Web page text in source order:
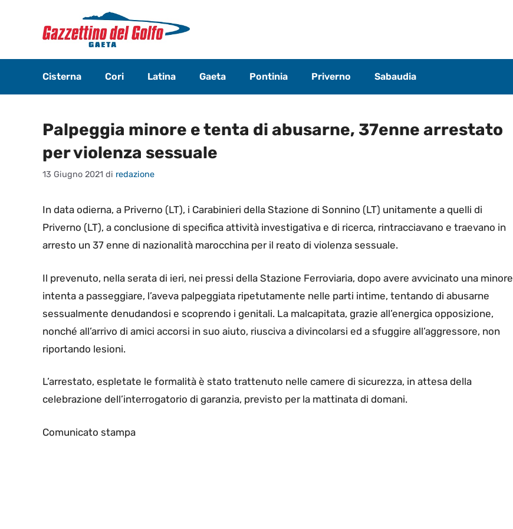
contenuto
Cisterna Cori Latina Gaeta Pontinia Priverno Sabaudia
Palpeggia minore e tenta di abusarne, 37enne arrestato
per violenza sessuale
13 Giugno 2021 di redazione
In data odierna, a Priverno (LT), i Carabinieri della Stazione di Sonnino (LT) unitamente a quelli di
Priverno (LT), a conclusione di specifica attività investigativa e di ricerca, rintracciavano e traevano in
arresto un 37 enne di nazionalità marocchina per il reato di violenza sessuale.
Il prevenuto, nella serata di ieri, nei pressi della Stazione Ferroviaria, dopo avere avvicinato una minore
intenta a passeggiare, l’aveva palpeggiata ripetutamente nelle parti intime, tentando di abusarne
sessualmente denudandosi e scoprendo i genitali. La malcapitata, grazie all’energica opposizione,
nonché all’arrivo di amici accorsi in suo aiuto, riusciva a divincolarsi ed a sfuggire all’aggressore, non
riportando lesioni.
L’arrestato, espletate le formalità è stato trattenuto nelle camere di sicurezza, in attesa della
celebrazione dell’interrogatorio di garanzia, previsto per la mattinata di domani.
Comunicato stampa